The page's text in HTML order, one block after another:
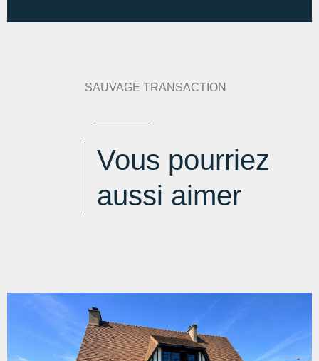
SAUVAGE TRANSACTION
Vous pourriez
aussi aimer